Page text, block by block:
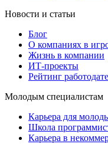
Новости и статьи
Блог
О компаниях в
Жизнь в компании
ИТ-проекты
Рейтинг
Молодым специалистам
Карьера для
Школа
Карьера в